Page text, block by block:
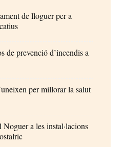
de lloguer per a
de prevenció d’incendis a
per millorar la salut
a les instal·lacions